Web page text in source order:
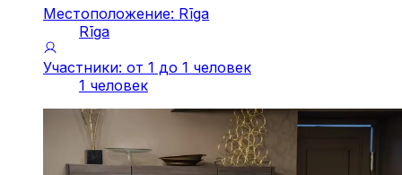
Местоположение: Rīga
Rīga
Участники: от 1 до 1 человек
1 человек